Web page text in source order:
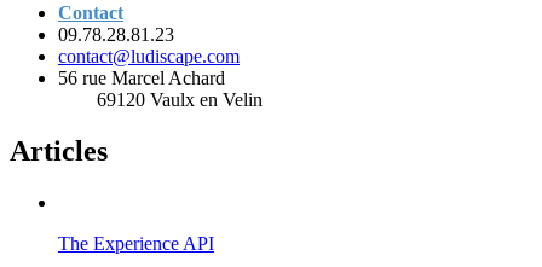
Contact
09.78.28.81.23
contact@ludiscape.com
56 rue Marcel Achard
69120 Vaulx en Velin
Articles
The Experience API